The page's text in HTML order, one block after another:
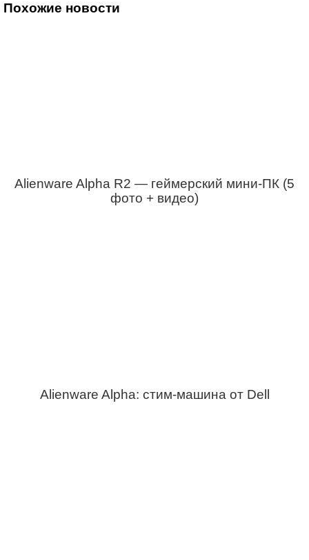
Похожие новости
Alienware Alpha R2 — геймерский мини-ПК (5
фото + видео)
Alienware Alpha: стим-машина от Dell